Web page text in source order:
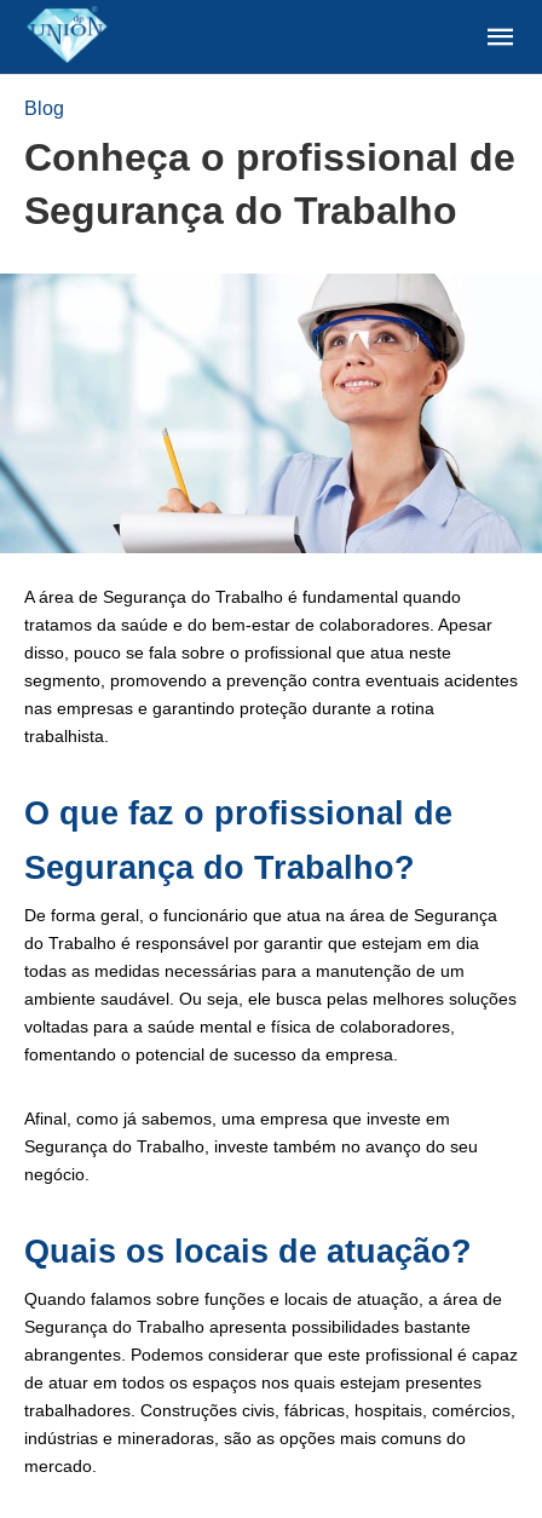
Blog
Conheça o profissional de
Segurança do Trabalho
A área de Segurança do Trabalho é fundamental quando
tratamos da saúde e do bem-estar de colaboradores. Apesar
disso, pouco se fala sobre o profissional que atua neste
segmento, promovendo a prevenção contra eventuais acidentes
nas empresas e garantindo proteção durante a rotina
trabalhista.
O que faz o profissional de
Segurança do Trabalho?
De forma geral, o funcionário que atua na área de Segurança
do Trabalho é responsável por garantir que estejam em dia
todas as medidas necessárias para a manutenção de um
ambiente saudável. Ou seja, ele busca pelas melhores soluções
voltadas para a saúde mental e física de colaboradores,
fomentando o potencial de sucesso da empresa.
Afinal, como já sabemos, uma empresa que investe em
Segurança do Trabalho, investe também no avanço do seu
negócio.
Quais os locais de atuação?
Quando falamos sobre funções e locais de atuação, a área de
Segurança do Trabalho apresenta possibilidades bastante
abrangentes. Podemos considerar que este profissional é capaz
de atuar em todos os espaços nos quais estejam presentes
trabalhadores. Construções civis, fábricas, hospitais, comércios,
indústrias e mineradoras, são as opções mais comuns do
mercado.